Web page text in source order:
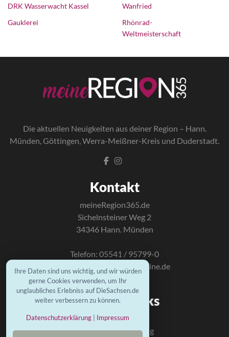
DRK Wasserwacht Kassel
Gauklerei
Wanfried
Rhönrad-
Weltmeisterschaft
Die aktuellen Neuigkeiten aus deiner Region – Hann.
Münden, Göttingen, Werra-Meißner-Kreis und Duderstadt.
Kontakt
meineRegion365.de
Sichelnsteiner Weg 2
34346 Hann. Münden
Telefon: 05541 / 95799-0
E-Mail: info@mundus-online.de
Wichtige Links
Kontakt
Datenschutzerklärung
Ihre Daten sind uns wichtig, und wir würden
gerne Cookies verwenden, um Ihr
unglaubliches Erlebniss auf DieSachsen.de
weiter verbessern zu können.
Datenschutzerklärung Impressum